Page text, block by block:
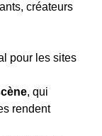
créateurs
pour les sites
, qui
rendent